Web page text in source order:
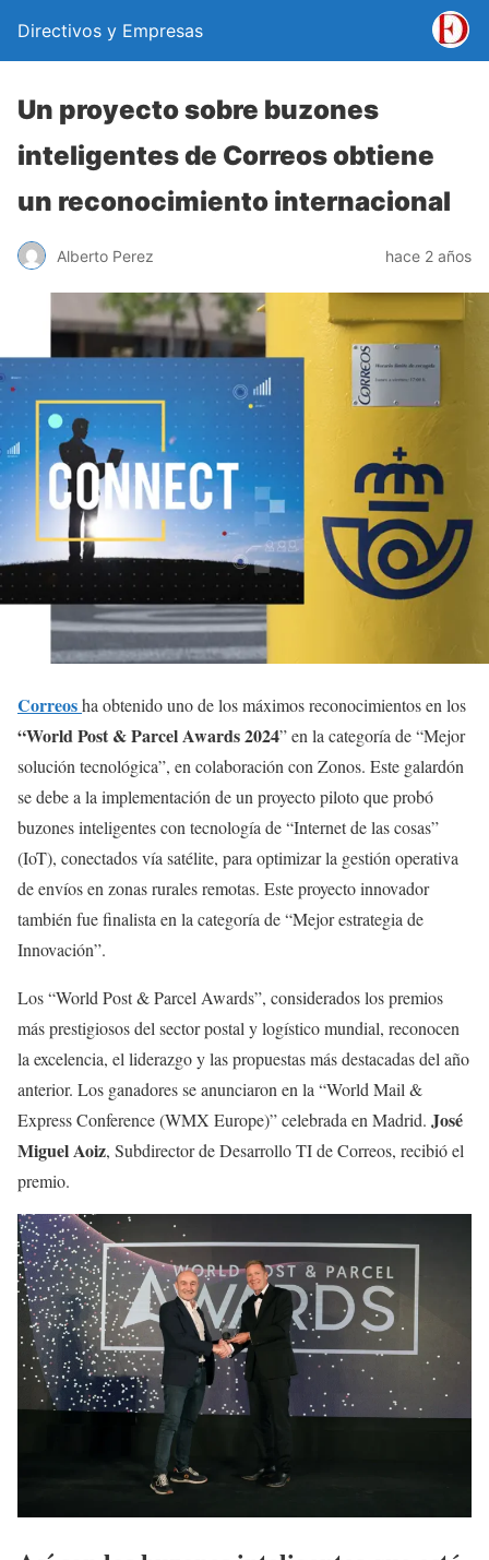
Directivos y Empresas
Un proyecto sobre buzones
inteligentes de Correos obtiene
un reconocimiento internacional
Alberto Perez hace 2 años
Correosha obtenido uno de los máximos reconocimientos en los
“World Post & Parcel Awards 2024” en la categoría de “Mejor
solución tecnológica”, en colaboración con Zonos. Este galardón
se debe a la implementación de un proyecto piloto que probó
buzones inteligentes con tecnología de “Internet de las cosas”
(IoT), conectados vía satélite, para optimizar la gestión operativa
de envíos en zonas rurales remotas. Este proyecto innovador
también fue finalista en la categoría de “Mejor estrategia de
Innovación”.
Los “World Post & Parcel Awards”, considerados los premios
más prestigiosos del sector postal y logístico mundial, reconocen
la excelencia, el liderazgo y las propuestas más destacadas del año
anterior. Los ganadores se anunciaron en la “World Mail &
Express Conference (WMX Europe)” celebrada en Madrid. José
Miguel Aoiz, Subdirector de Desarrollo TI de Correos, recibió el
premio.